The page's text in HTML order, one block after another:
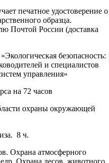
печатное удостоверение о
образца.
Почтой России (доставка
безопасность:
и специалистов
управления»
на 72 часов
охраны окружающей
8 ч.
Охрана атмосферного
Охрана лесов, животного